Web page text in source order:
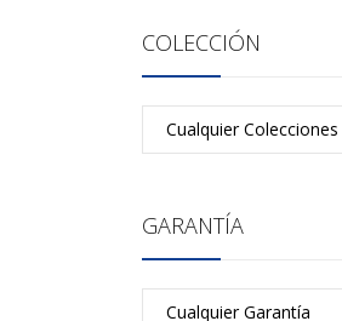
COLECCIÓN
GARANTÍA